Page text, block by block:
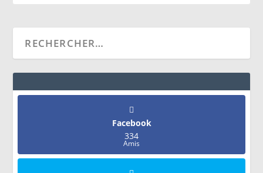
Facebook
334
Amis